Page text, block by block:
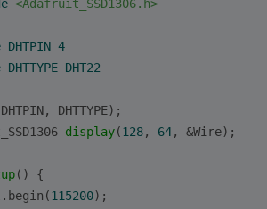
<Adafruit_SSD1306.h>
DHTPIN 4
DHTTYPE DHT22
DHTTYPE) ;
display(128, 64, &Wire) ;
()
{
. begin (115200);